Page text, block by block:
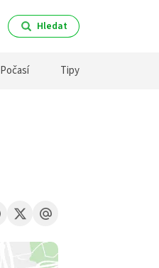
Hledat
Počasí Tipy